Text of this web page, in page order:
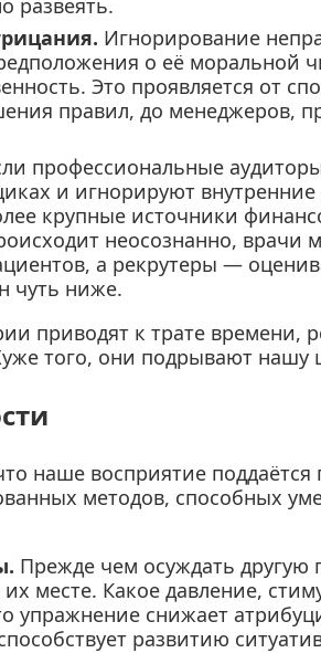
развеять.
Игнорирование
о её моральной
Это проявляется от
правил, до менеджеров,
профессиональные
и игнорируют
крупные источники
неосознанно, врачи
а рекрутеры —
чуть ниже.
приводят к трате времени,
того, они подрывают нашу
наше восприятие поддаётся
методов, способных
Прежде чем осуждать другую
их месте. Какое давление,
упражнение снижает
развитию